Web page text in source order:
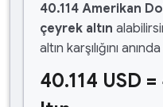
40.114 Amerikan
çeyrek altın
altın karşılığını
40.114 USD